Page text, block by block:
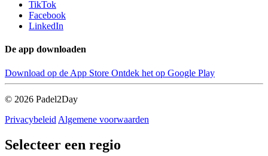
TikTok
Facebook
LinkedIn
De app downloaden
Download op de App Store Ontdek het op Google Play
© 2026 Padel2Day
Privacybeleid Algemene voorwaarden
Selecteer een regio